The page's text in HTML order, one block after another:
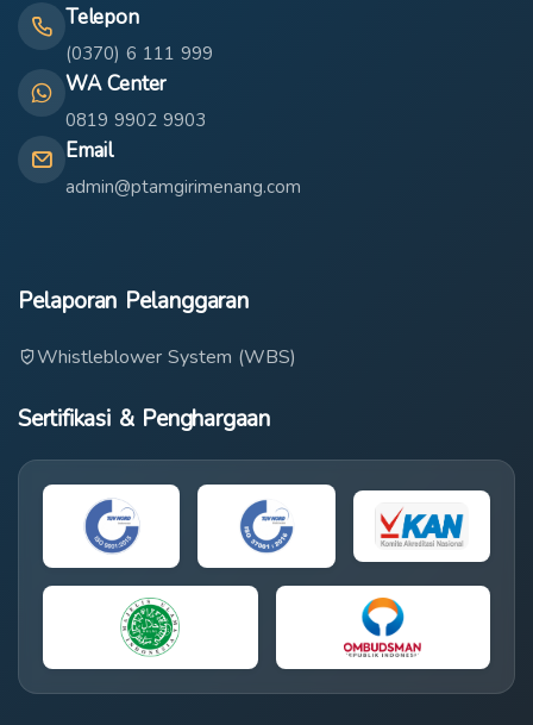
Telepon
(0370) 6 111 999
WA Center
0819 9902 9903
Email
admin@ptamgirimenang.com
Pelaporan Pelanggaran
Whistleblower System (WBS)
Sertifikasi & Penghargaan